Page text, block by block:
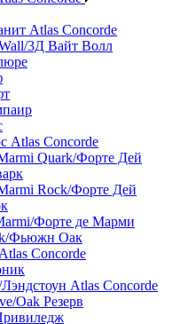
Atlas Concorde
3Д Вайт Волл
Atlas Concorde
Quark/Форте Дей
Rock/Форте Дей
Форте де Марми
Фьюжн Оак
Concorde
Atlas Concorde
Оak Резepв